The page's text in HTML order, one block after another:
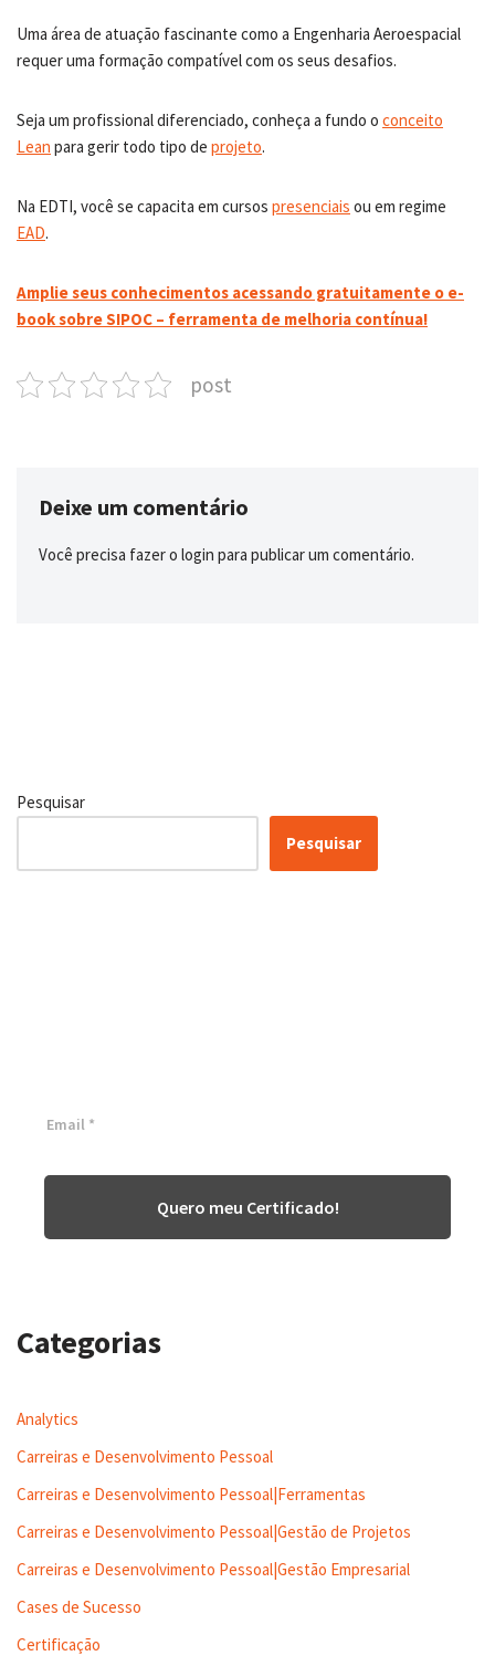
Uma área de atuação fascinante como a Engenharia Aeroespacial
requer uma formação compatível com os seus desafios.
Seja um profissional diferenciado, conheça a fundo o conceito
Lean para gerir todo tipo de projeto.
Na EDTI, você se capacita em cursos presenciais ou em regime
EAD.
Amplie seus conhecimentos acessando gratuitamente o e-
book sobre SIPOC – ferramenta de melhoria contínua!
post
Deixe um comentário
Você precisa fazer o login para publicar um comentário.
Pesquisar
Pesquisar
Quero meu Certificado!
Categorias
Analytics
Carreiras e Desenvolvimento Pessoal
Carreiras e Desenvolvimento Pessoal|Ferramentas
Carreiras e Desenvolvimento Pessoal|Gestão de Projetos
Carreiras e Desenvolvimento Pessoal|Gestão Empresarial
Cases de Sucesso
Certificação